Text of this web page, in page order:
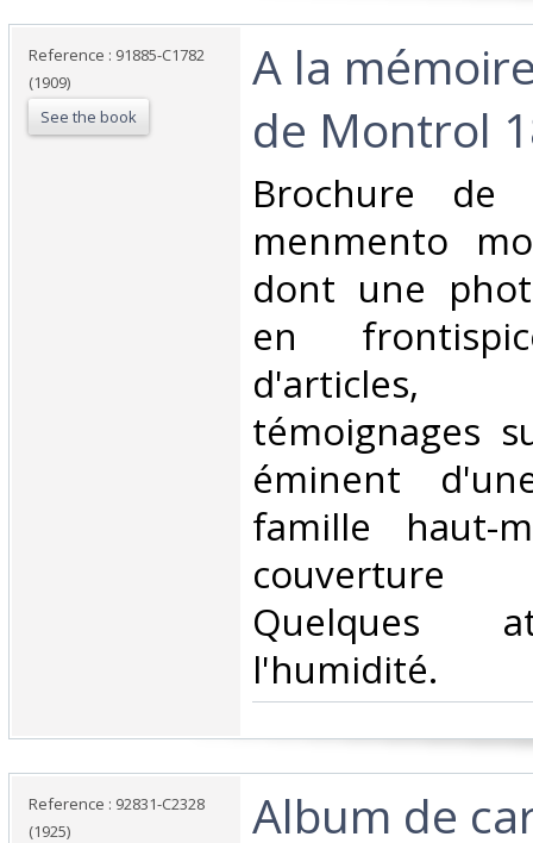
Reference : 91885-C1782
(1909)
See the book
‎A la
de Montrol
‎Brochure
menmento
dont une
en
d'articles,
témoignages
éminent
famille haut-
couverture
Quelques
l'humidité. ‎
Reference : 92831-C2328
(1925)
‎Album de